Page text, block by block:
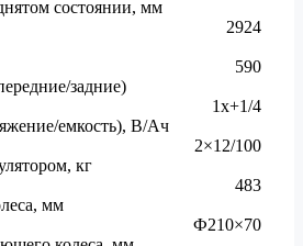
состоянии, мм
2924
590
задние)
1x+1/4
емкость), В/Aч
2×12/100
кг
483
мм
Ф210×70